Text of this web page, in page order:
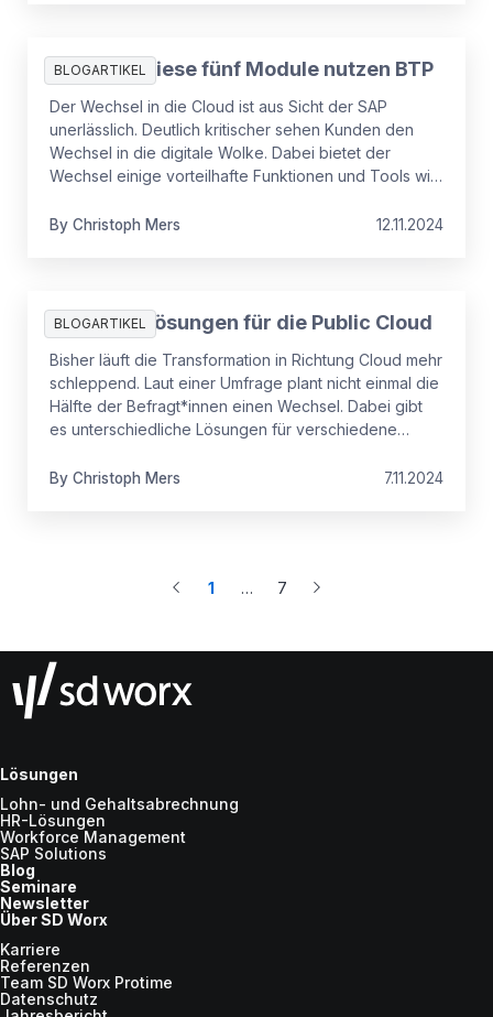
BLOGARTIKEL
SAP BTP: Diese fünf Module nutzen BTP
Der Wechsel in die Cloud ist aus Sicht der SAP
unerlässlich. Deutlich kritischer sehen Kunden den
Wechsel in die digitale Wolke. Dabei bietet der
Wechsel einige vorteilhafte Funktionen und Tools wie
By Christoph Mers 12.11.2024
BLOGARTIKEL
SAP: fünf Lösungen für die Public Cloud
Bisher läuft die Transformation in Richtung Cloud mehr
schleppend. Laut einer Umfrage plant nicht einmal die
Hälfte der Befragt*innen einen Wechsel. Dabei gibt
es unterschiedliche Lösungen für verschiedene
By Christoph Mers 7.11.2024
1
…
7
Lösungen
Lohn- und Gehaltsabrechnung
HR-Lösungen
Workforce Management
SAP Solutions
Blog
Seminare
Newsletter
Über SD Worx
Karriere
Referenzen
Team SD Worx Protime
Datenschutz